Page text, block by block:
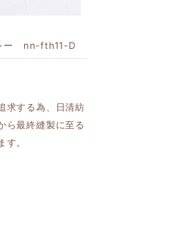
ー nn-fth11-D
求する為、日清紡
ら最終縫製に至る
。